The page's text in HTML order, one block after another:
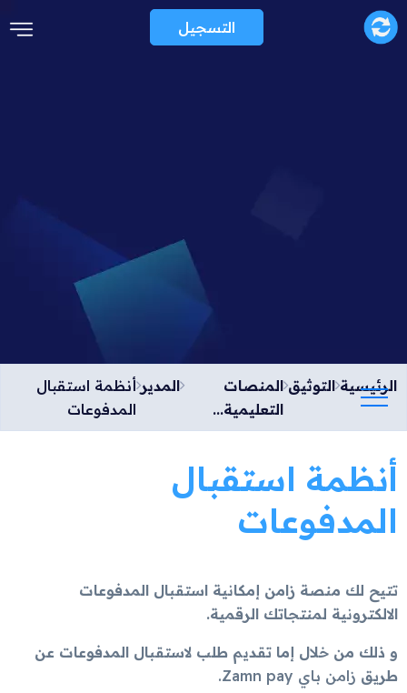
التسجيل
الرئيسية التوثيق المنصات
التعليمية...
المدير أنظمة استقبال
المدفوعات
أنظمة استقبال
المدفوعات
تتيح لك منصة زامن إمكانية استقبال المدفوعات
الالكترونية لمنتجاتك الرقمية.
و ذلك من خلال إما تقديم طلب لاستقبال المدفوعات عن
طريق زامن باي Zamn pay.